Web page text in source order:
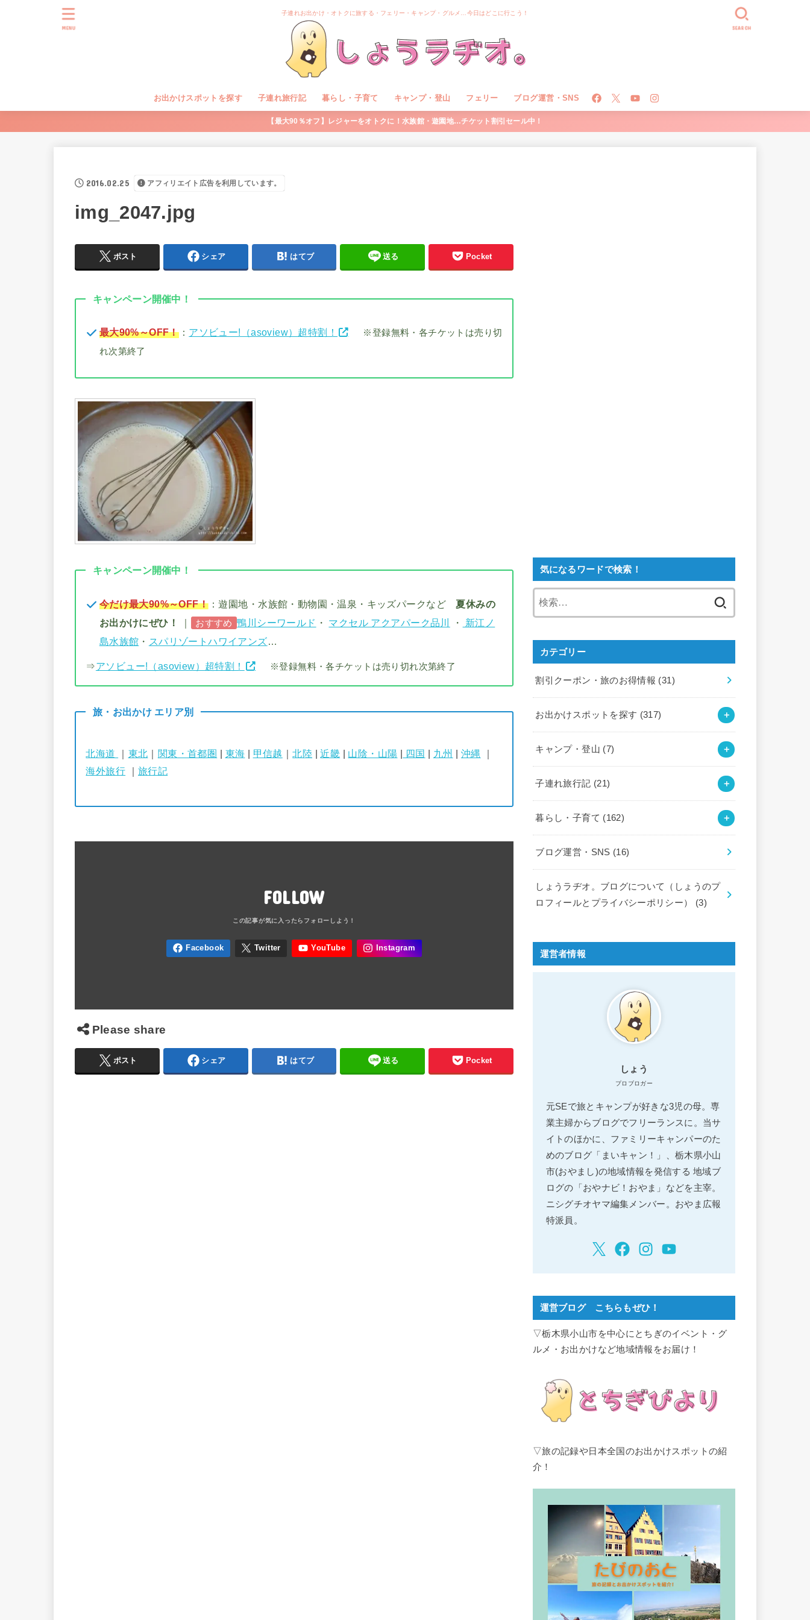
子連れお出かけ・オトクに旅する・フェリー・キャンプ・グルメ…今日はどこに行こう！
お出かけスポットを探す 子連れ旅行記 暮らし・子育て キャンプ・登山 フェリー ブログ運営・SNS
SEARCH
MENU
【最大90％オフ】レジャーをオトクに！水族館・遊園地…チケット割引セール中！
2016.02.25 アフィリエイト広告を利用しています。
img_2047.jpg
ポスト シェア はてブ 送る Pocket
キャンペーン開催中！
最大90%～OFF！： アソビュー!（asoview）超特割！
※登録無料・各チケットは売り切
れ次第終了
キャンペーン開催中！
今だけ最大90%～OFF！ ：遊園地・水族館・動物園・温泉・キッズパークなど 夏休みの
お出かけにぜひ！
｜ おすすめ 鴨川シーワールド ・ マクセル アクアパーク品川 ・
新江ノ
島水族館 ・ スパリゾートハワイアンズ
⇒アソビュー!（asoview）超特割！ ※登録無料・各チケットは売り切れ次第終了
旅・お出かけ エリア別
北海道 ｜ 東北 ｜ 関東・首都圏 | 東海 | 甲信越 ｜北陸 |近畿 | 山陰・山陽 | 四国 | 九州 | 沖縄 ｜
海外旅行 ｜ 旅行記
FOLLOW
Please share
ポスト シェア はてブ 送る Pocket
気になるワードで検索！
カテゴリー
割引クーポン・旅のお得情報 (31)
お出かけスポットを探す (317)
キャンプ・登山 (7)
子連れ旅行記 (21)
暮らし・子育て (162)
ブログ運営・SNS (16)
しょうラヂオ。ブログについて（しょうのプ
ロフィールとプライバシーポリシー） (3)
運営者情報
しょう
プロブロガー
元SEで旅とキャンプが好きな3児の母。専
業主婦からブログでフリーランスに。当サ
イトのほかに、ファミリーキャンパーのた
めのブログ「まいキャン！」、栃木県小山
市(おやまし)の地域情報を発信する 地域ブ
ログの「おやナビ！おやま」などを主宰。
ニシグチオヤマ編集メンバー。おやま広報
特派員。
運営ブログ こちらもぜひ！
▽栃木県小山市を中心にとちぎのイベント・グ
ルメ・お出かけなど地域情報をお届け！
▽旅の記録や日本全国のお出かけスポットの紹
介！